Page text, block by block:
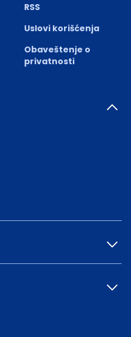
RSS
Uslovi korišćenja
Obaveštenje o
privatnosti